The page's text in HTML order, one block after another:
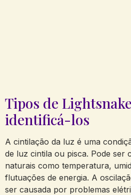
Tipos de
identificá-los
A cintilação da luz é uma
de luz cintila ou pisca. Pode ser
naturais como temperatura,
flutuações de energia. A
ser causada por problemas